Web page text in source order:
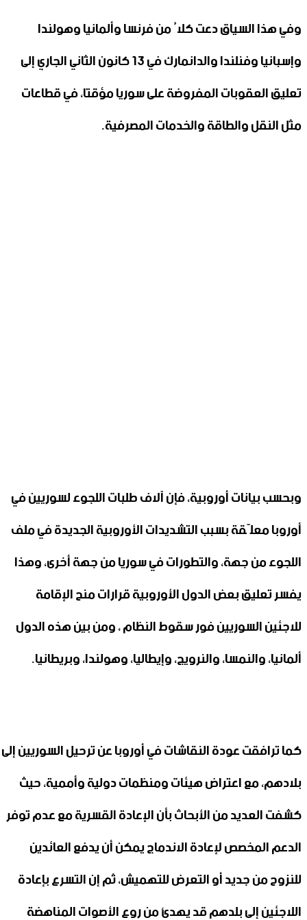
وفي هذا السياق دعت كلاُ من فرنسا وألمانيا وهولندا
وإسبانيا وفنلندا والدانمارك في 13 كانون الثاني الجاري إلى
تعليق العقوبات المفروضة على سوريا مؤقتا، في قطاعات
مثل النقل والطاقة والخدمات المصرفية.
وبحسب بيانات أوروبية، فإن آلاف طلبات اللجوء لسوريين في
أوروبا معلّقة بسبب التشديدات الأوروبية الجديدة في ملف
اللجوء من جهة، والتطورات في سوريا من جهة أخرى، وهذا
يفسر تعليق بعض الدول الأوروبية قرارات منح الإقامة
للاجئين السوريين فور سقوط النظام ، ومن بين هذه الدول
ألمانيا، والنمسا، والنرويج، وإيطاليا، وهولندا، وبريطانيا.
كما ترافقت عودة النقاشات في أوروبا عن ترحيل السوريين إلى
بلادهم، مع اعتراض هيئات ومنظمات دولية وأممية، حيث
كشفت العديد من الأبحاث بأن الإعادة القسرية مع عدم توفر
الدعم المخصص لإعادة الاندماج يمكن أن يدفع العائدين
للنزوح من جديد أو التعرض للتهميش، ثم إن التسرع بإعادة
اللاجئين إلى بلدهم قد يهدئ من روع الأصوات المناهضة